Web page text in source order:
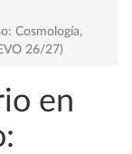
Cosmología,
26/27)
en